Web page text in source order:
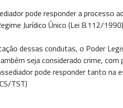
pode responder a processo
Jurídico Único (Lei 8.112/
dessas condutas, o Poder
seja considerado crime,
pode responder tanto na
TST)